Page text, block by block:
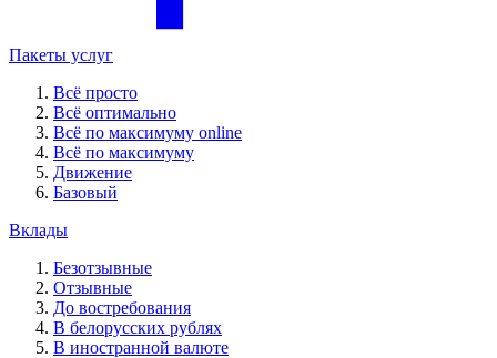
Пакеты услуг
Всё просто
Всё оптимально
Всё по максимуму online
Всё по максимуму
Движение
Базовый
Вклады
Безотзывные
Отзывные
До востребования
В белорусских рублях
В иностранной валюте